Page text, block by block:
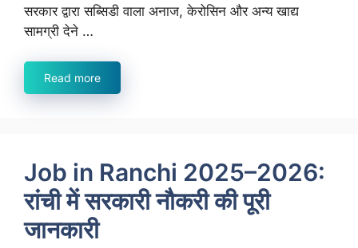
सरकार द्वारा सब्सिडी वाला अनाज, केरोसिन और अन्य खाद्य
सामग्री देने …
Read more
Job in Ranchi 2025–2026:
रांची में सरकारी नौकरी की पूरी
जानकारी